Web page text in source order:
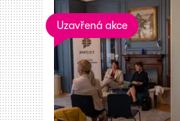
Uzavřená akce